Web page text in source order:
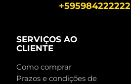
+595984222222
SERVIÇOS AO
CLIENTE
Como comprar
Prazos e condições de